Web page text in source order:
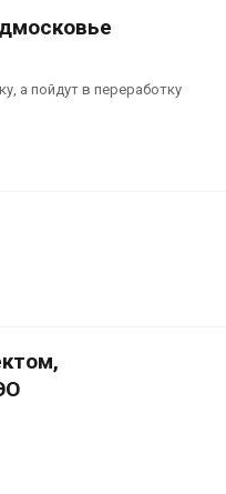
а пойдут в переработку